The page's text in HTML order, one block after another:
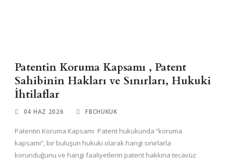
Patentin Koruma Kapsamı , Patent
Sahibinin Hakları ve Sınırları, Hukuki
İhtilaflar
04 HAZ 2026 FBCHUKUK
Patentin Koruma Kapsamı Patent hukukunda “koruma
kapsamı”, bir buluşun hukuki olarak hangi sınırlarla
korunduğunu ve hangi faaliyetlerin patent hakkına tecavüz